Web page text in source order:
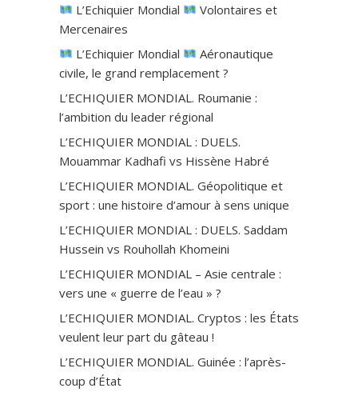
L’Echiquier Mondial
Volontaires et
Mercenaires
L’Echiquier Mondial
Aéronautique
civile, le grand remplacement ?
L’ECHIQUIER MONDIAL. Roumanie :
l’ambition du leader régional
L’ECHIQUIER MONDIAL : DUELS.
Mouammar Kadhafi vs Hissène Habré
L’ECHIQUIER MONDIAL. Géopolitique et
sport : une histoire d’amour à sens unique
L’ECHIQUIER MONDIAL : DUELS. Saddam
Hussein vs Rouhollah Khomeini
L’ECHIQUIER MONDIAL – Asie centrale :
vers une « guerre de l’eau » ?
L’ECHIQUIER MONDIAL. Cryptos : les États
veulent leur part du gâteau !
L’ECHIQUIER MONDIAL. Guinée : l’après-
coup d’État